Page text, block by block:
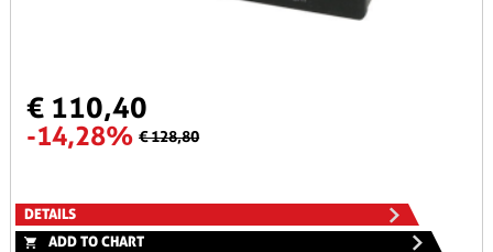
€ 110,40
-14,28% € 128,80
DETAILS
ADD TO CHART